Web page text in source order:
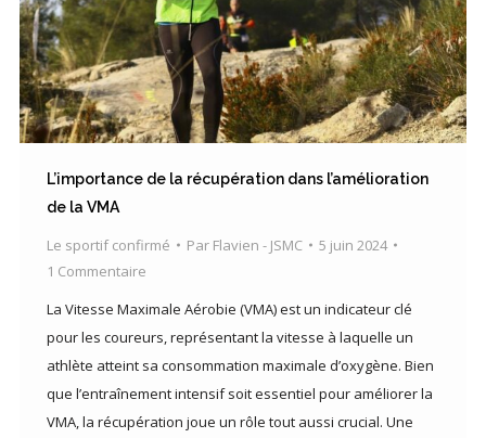
L’importance de la récupération dans l’amélioration
de la VMA
Le sportif confirmé Par Flavien - JSMC
5 juin 2024
1 Commentaire
La Vitesse Maximale Aérobie (VMA) est un indicateur clé
pour les coureurs, représentant la vitesse à laquelle un
athlète atteint sa consommation maximale d’oxygène. Bien
que l’entraînement intensif soit essentiel pour améliorer la
VMA, la récupération joue un rôle tout aussi crucial. Une